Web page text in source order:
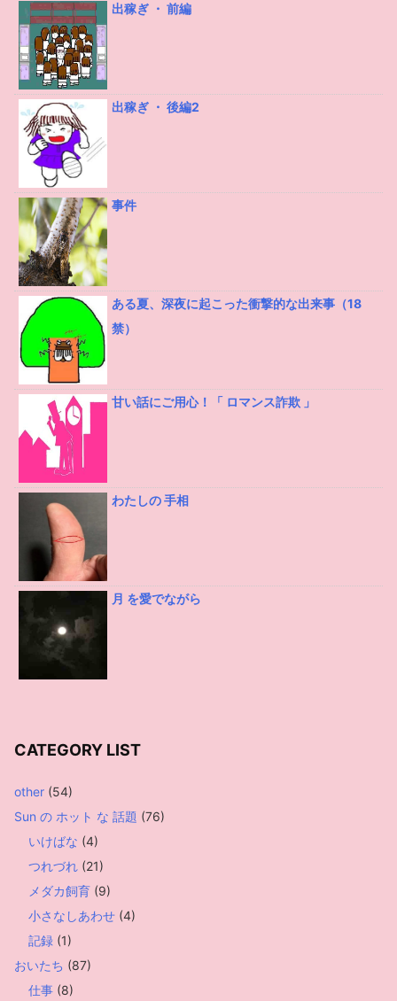
出稼ぎ ・ 前編
出稼ぎ ・ 後編2
事件
ある夏、深夜に起こった衝撃的な出来事（18
禁）
甘い話にご用心！「 ロマンス詐欺 」
わたしの 手相
月 を愛でながら
CATEGORY LIST
other (54)
Sun の ホット な 話題 (76)
いけばな (4)
つれづれ (21)
メダカ飼育 (9)
小さなしあわせ (4)
記録 (1)
おいたち (87)
仕事 (8)